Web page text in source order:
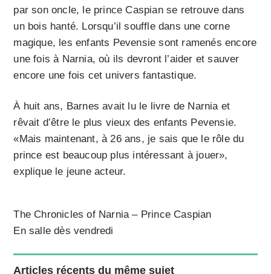
par son oncle, le prince Caspian se retrouve dans
un bois hanté. Lorsqu’il souffle dans une corne
magique, les enfants Pevensie sont ramenés encore
une fois à Narnia, où ils devront l’aider et sauver
encore une fois cet univers fantastique.
À huit ans, Barnes avait lu le livre de Narnia et
rêvait d’être le plus vieux des enfants Pevensie.
«Mais maintenant, à 26 ans, je sais que le rôle du
prince est beaucoup plus intéressant à jouer»,
explique le jeune acteur.
The Chronicles of Narnia – Prince Caspian
En salle dès vendredi
Articles récents du même sujet